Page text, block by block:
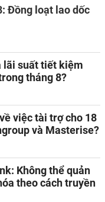
Đồng loạt lao dốc
lãi suất tiết kiệm
tháng 8?
việc tài trợ cho 18
và Masterise?
Không thể quản
theo cách truyền